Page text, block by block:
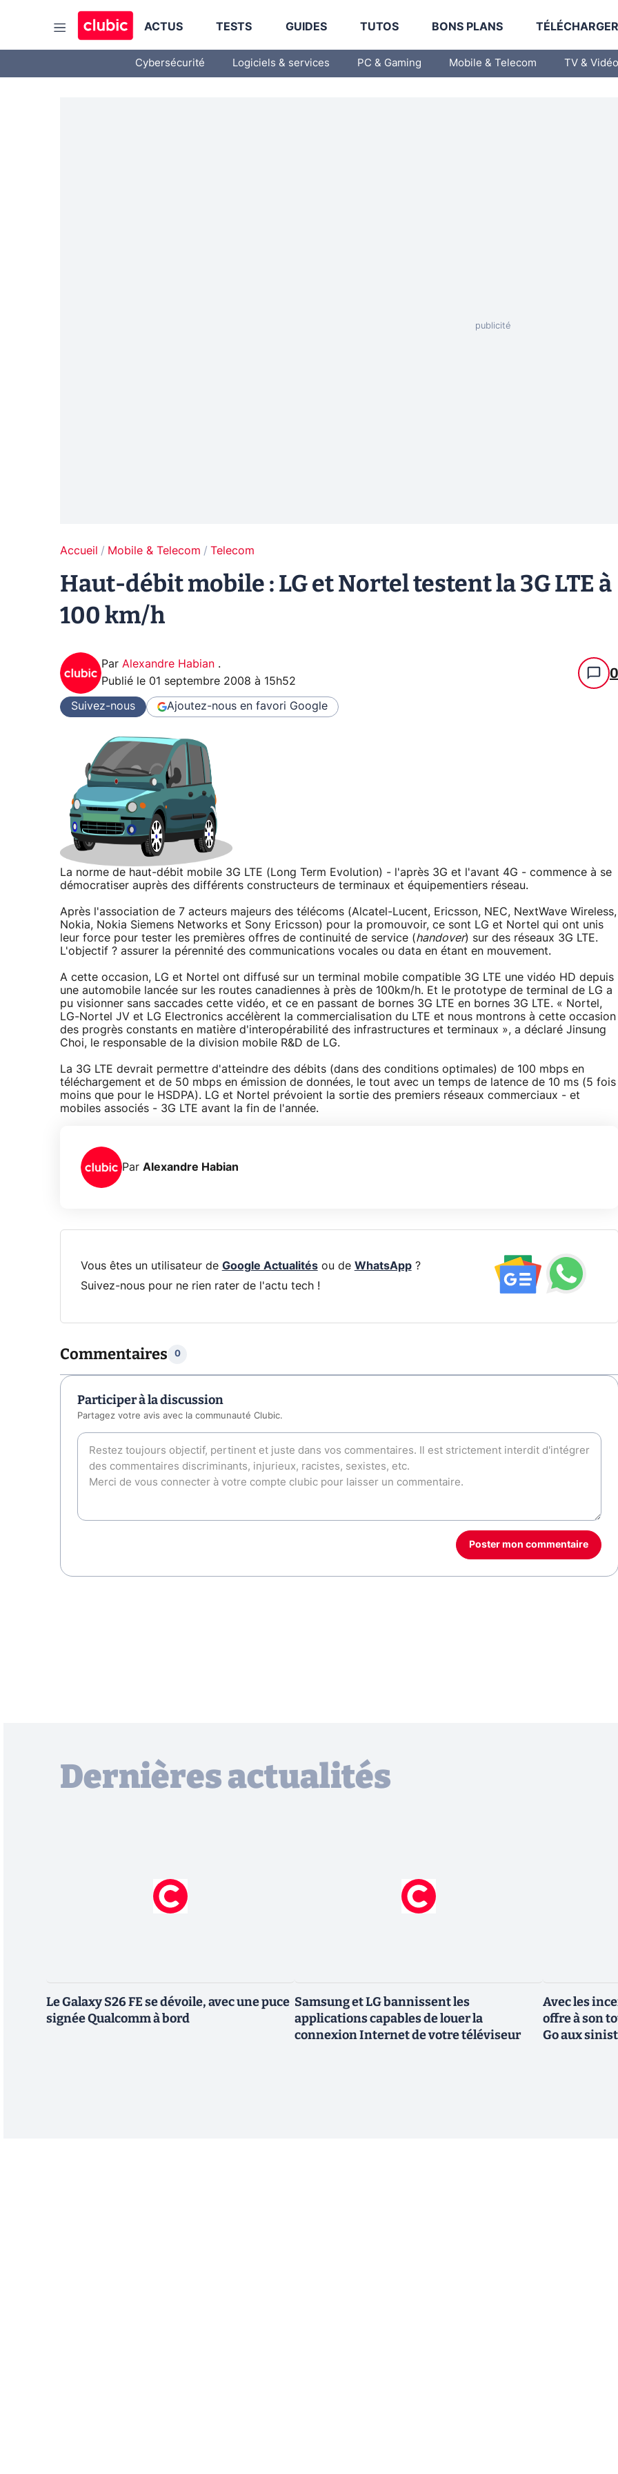
ACTUS TESTS GUIDES TUTOS BONS PLANS
Cybersécurité Logiciels & services PC & Gaming Mobile & Telecom TV & Vidéo
Accueil Mobile & Telecom Telecom
Haut-débit mobile : LG et Nortel testent la 3G LTE à
100 km/h
Par Alexandre Habian .
Publié le 01 septembre 2008 à 15h52 0
Suivez-nous Ajoutez-nous en favori Google
La norme de haut-débit mobile 3G LTE (Long Term Evolution) - l'après 3G et l'avant 4G - commence à se
démocratiser auprès des différents constructeurs de terminaux et équipementiers réseau.
Après l'association de 7 acteurs majeurs des télécoms (Alcatel-Lucent, Ericsson, NEC, NextWave Wireless,
Nokia, Nokia Siemens Networks et Sony Ericsson) pour la promouvoir, ce sont LG et Nortel qui ont unis
leur force pour tester les premières offres de continuité de service (handover) sur des réseaux 3G LTE.
L'objectif ? assurer la pérennité des communications vocales ou data en étant en mouvement.
A cette occasion, LG et Nortel ont diffusé sur un terminal mobile compatible 3G LTE une vidéo HD depuis
une automobile lancée sur les routes canadiennes à près de 100km/h. Et le prototype de terminal de LG a
pu visionner sans saccades cette vidéo, et ce en passant de bornes 3G LTE en bornes 3G LTE. « Nortel,
LG-Nortel JV et LG Electronics accélèrent la commercialisation du LTE et nous montrons à cette occasion
des progrès constants en matière d'interopérabilité des infrastructures et terminaux », a déclaré Jinsung
Choi, le responsable de la division mobile R&D de LG.
La 3G LTE devrait permettre d'atteindre des débits (dans des conditions optimales) de 100 mbps en
téléchargement et de 50 mbps en émission de données, le tout avec un temps de latence de 10 ms (5 fois
moins que pour le HSDPA). LG et Nortel prévoient la sortie des premiers réseaux commerciaux - et
mobiles associés - 3G LTE avant la fin de l'année.
Par Alexandre Habian
Vous êtes un utilisateur de Google Actualitésou de WhatsApp?
Suivez-nous pour ne rien rater de l'actu tech !
Commentaires 0
Participer à la discussion
Partagez votre avis avec la communauté Clubic.
Poster mon commentaire
Dernières actualités
Le Galaxy S26 FE se dévoile, avec une puce
signée Qualcomm à bord
Samsung et LG bannissent les
applications capables de louer la
connexion Internet de votre téléviseur
Avec les
offre à son
Go aux